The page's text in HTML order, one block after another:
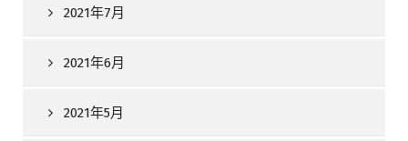
2021年7月
2021年6月
2021年5月